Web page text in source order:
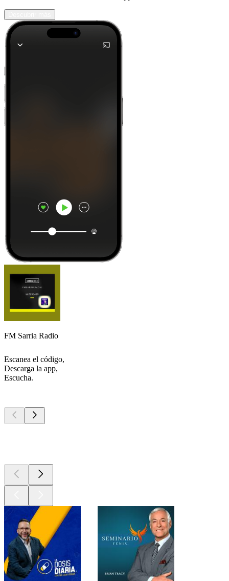
FM Sarria Radio
Escanea el código,
Descarga la app,
Escucha.